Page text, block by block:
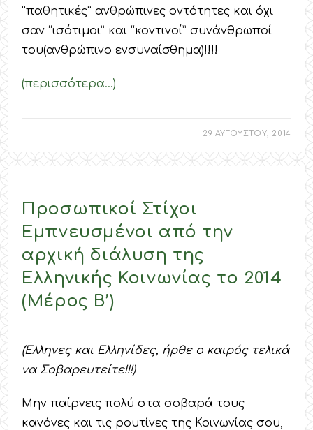
“παθητικές” ανθρώπινες οντότητες και όχι
σαν “ισότιμοι” και “κοντινοί” συνάνθρωποί
του(ανθρώπινο ενσυναίσθημα)!!!!
(περισσότερα…)
29 ΑΥΓΟΥΣΤΟΥ, 2014
Προσωπικοί Στίχοι
Εμπνευσμένοι από την
αρχική διάλυση της
Ελληνικής Κοινωνίας το 2014
(Μέρος Β’)
(Έλληνες και Ελληνίδες, ήρθε ο καιρός τελικά
να Σοβαρευτείτε!!!)
Μην παίρνεις πολύ στα σοβαρά τους
κανόνες και τις ρουτίνες της Κοινωνίας σου,